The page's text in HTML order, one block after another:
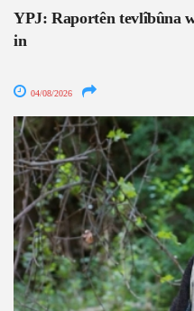
YPJ: Raportên tevlîbûna
in
04/08/2026